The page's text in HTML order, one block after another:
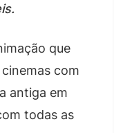
que
com
antiga em
todas as